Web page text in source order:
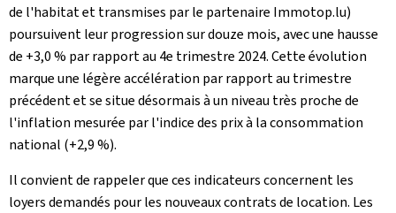
de l'habitat et transmises par le partenaire Immotop.lu)
poursuivent leur progression sur douze mois, avec une hausse
de +3,0 % par rapport au 4e trimestre 2024. Cette évolution
marque une légère accélération par rapport au trimestre
précédent et se situe désormais à un niveau très proche de
l'inflation mesurée par l'indice des prix à la consommation
national (+2,9 %).
Il convient de rappeler que ces indicateurs concernent les
loyers demandés pour les nouveaux contrats de location. Les